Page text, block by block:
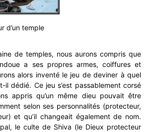
d’un temple
de temples, nous aurons compris que
a ses propres armes, coiffures et
alors inventé le jeu de deviner à quel
il dédié. Ce jeu s’est passablement corsé
appris qu’un même dieu pouvait être
selon ses personnalités (protecteur,
et qu’il changeait également de nom.
le culte de Shiva (le Dieux protecteur